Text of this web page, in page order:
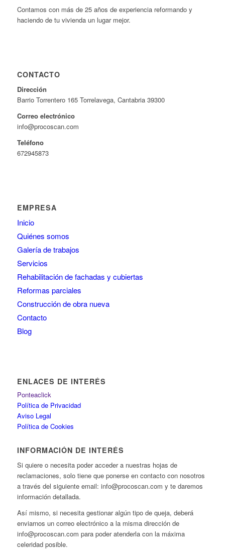
Contamos con más de 25 años de experiencia reformando y
haciendo de tu vivienda un lugar mejor.
CONTACTO
Dirección
Barrio Torrentero 165 Torrelavega, Cantabria 39300
Correo electrónico
info@procoscan.com
Teléfono
672945873
EMPRESA
Inicio
Quiénes somos
Galería de trabajos
Servicios
Rehabilitación de fachadas y cubiertas
Reformas parciales
Construcción de obra nueva
Contacto
Blog
ENLACES DE INTERÉS
Ponteaclick
Política de Privacidad
Aviso Legal
Política de Cookies
INFORMACIÓN DE INTERÉS
Si quiere o necesita poder acceder a nuestras hojas de
reclamaciones, solo tiene que ponerse en contacto con nosotros
a través del siguiente email: info@procoscan.com y te daremos
información detallada.
Así mismo, si necesita gestionar algún tipo de queja, deberá
enviarnos un correo electrónico a la misma dirección de
info@procoscan.com para poder atenderla con la máxima
celeridad posible.